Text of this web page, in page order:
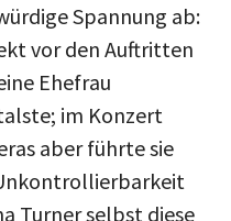
Spannung ab:
vor den Auftritten
Ehefrau
im Konzert
aber führte sie
Turner selbst diese